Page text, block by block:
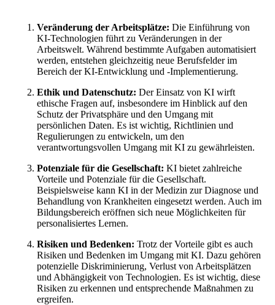
Veränderung der Arbeitsplätze: Die Einführung von
KI-Technologien führt zu Veränderungen in der
Arbeitswelt. Während bestimmte Aufgaben automatisiert
werden, entstehen gleichzeitig neue Berufsfelder im
Bereich der KI-Entwicklung und -Implementierung.
Ethik und Datenschutz: Der Einsatz von KI wirft
ethische Fragen auf, insbesondere im Hinblick auf den
Schutz der Privatsphäre und den Umgang mit
persönlichen Daten. Es ist wichtig, Richtlinien und
Regulierungen zu entwickeln, um den
verantwortungsvollen Umgang mit KI zu gewährleisten.
Potenziale für die Gesellschaft: KI bietet zahlreiche
Vorteile und Potenziale für die Gesellschaft.
Beispielsweise kann KI in der Medizin zur Diagnose und
Behandlung von Krankheiten eingesetzt werden. Auch im
Bildungsbereich eröffnen sich neue Möglichkeiten für
personalisiertes Lernen.
Risiken und Bedenken: Trotz der Vorteile gibt es auch
Risiken und Bedenken im Umgang mit KI. Dazu gehören
potenzielle Diskriminierung, Verlust von Arbeitsplätzen
und Abhängigkeit von Technologien. Es ist wichtig, diese
Risiken zu erkennen und entsprechende Maßnahmen zu
ergreifen.